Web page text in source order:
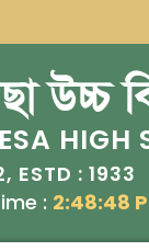
উচ্চ
HIGH
, ESTD : 1933
: 2:48:48